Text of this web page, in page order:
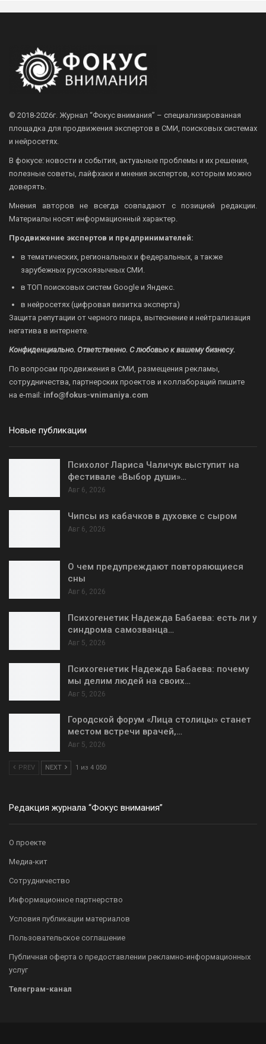
© 2018-2026г. Журнал “Фокус внимания” – специализированная
площадка для продвижения экспертов в СМИ, поисковых системах
и нейросетях.
В фокусе: новости и события, актуаьные проблемы и их решения,
полезные советы, лайфхаки и мнения экспертов, которым можно
доверять.
Мнения авторов не всегда совпадают с позицией редакции.
Материалы носят информационный характер.
Продвижение экспертов и предпринимателей:
в тематических, региональных и федеральных, а также
зарубежных русскоязычных СМИ.
в ТОП поисковых систем Google и Яндекс.
в нейросетях (цифровая визитка эксперта)
Защита репутации от черного пиара, вытеснение и нейтрализация
негатива в интернете.
Конфиденциально. Ответственно. С любовью к вашему бизнесу.
По вопросам продвижения в СМИ, размещения рекламы,
сотрудничества, партнерских проектов и коллабораций пишите
на e-mail: info@fokus-vnimaniya.com
Новые публикации
Психолог Лариса Чаличук выступит на
фестивале «Выбор души»…
Авг 6, 2026
Чипсы из кабачков в духовке с сыром
Авг 6, 2026
О чем предупреждают повторяющиеся
сны
Авг 6, 2026
Психогенетик Надежда Бабаева: есть ли у
синдрома самозванца…
Авг 5, 2026
Психогенетик Надежда Бабаева: почему
мы делим людей на своих…
Авг 5, 2026
Городской форум «Лица столицы» станет
местом встречи врачей,…
Авг 5, 2026
PREV NEXT 1 из 4 050
Редакция журнала “Фокус внимания”
О проекте
Медиа-кит
Сотрудничество
Информационное партнерство
Условия публикации материалов
Пользовательское соглашение
Публичная оферта о предоставлении рекламно-информационных
услуг
Телеграм-канал